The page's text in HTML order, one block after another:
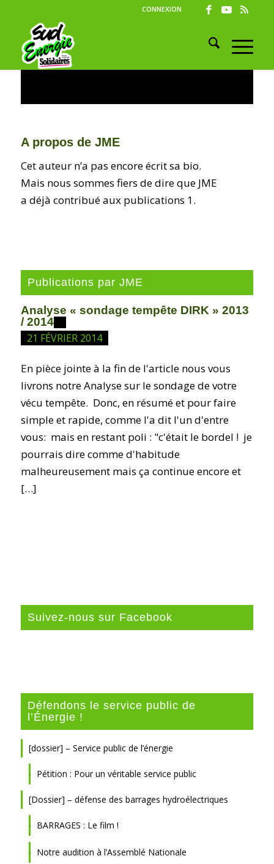
CONNEXION
A propos de JME
Cet auteur n’a pas encore écrit sa bio.
Mais nous sommes fiers de dire que JME
a déjà contribué aux publications 1.
Publications par JME
Analyse « sondage tempête DIRK » 2013
/ 2014
21 FÉVRIER 2014
En pièce jointe à la fin de l'article nous vous
livrons notre Analyse sur le sondage de votre
vécu tempête. Donc, en résumé et pour faire
simple et rapide, comme l'a dit l'un d'entre
vous: mais en restant poli : "c'était le bordel ! je
pourrais dire comme d'habitude
malheureusement mais ça continue encore et
[…]
Suivez-nous sur Facebook
Défendons le service public de
l’Énergie !
[dossier] – Service public de l’énergie
Pétition : Pour un véritable service public
[Dossier] – défense des barrages hydroélectriques
BARRAGES : Le film !
Notre audition à l’Assemblé Nationale